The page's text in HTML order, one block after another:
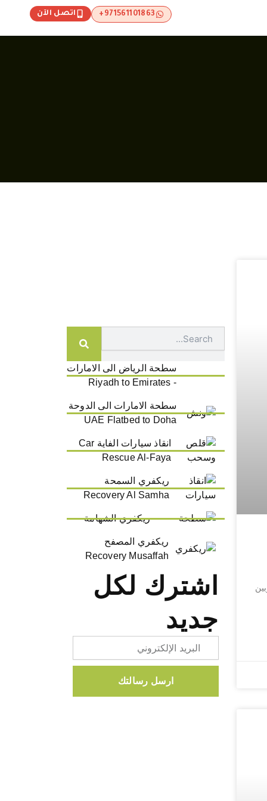
اتصل الآن 971561101863+
سطحة الرياض الى الامارات
- Riyadh to Emirates
سطحة الامارات الى الدوحة
UAE Flatbed to Doha
انقاذ سيارات الفاية Car
Rescue Al-Faya
ريكفري السمحة
Recovery Al Samha
ريكفري الشهامة
ريكفري المصفح
Recovery Musaffah
اشترك لكل
جديد
ارسل رسالتك